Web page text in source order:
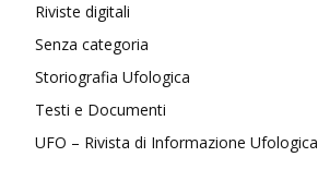
Riviste digitali
Senza categoria
Storiografia Ufologica
Testi e Documenti
UFO – Rivista di Informazione Ufologica